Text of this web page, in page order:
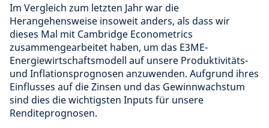
Im Vergleich zum letzten Jahr war die
Herangehensweise insoweit anders, als dass wir
dieses Mal mit Cambridge Econometrics
zusammengearbeitet haben, um das E3ME-
Energiewirtschaftsmodell auf unsere Produktivitäts-
und Inflationsprognosen anzuwenden. Aufgrund ihres
Einflusses auf die Zinsen und das Gewinnwachstum
sind dies die wichtigsten Inputs für unsere
Renditeprognosen.